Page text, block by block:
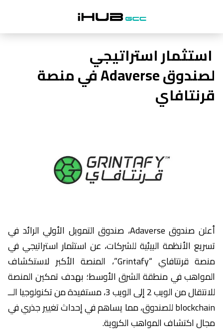
استثمار استراتيجي
لصندوق Adaverse في منصة
قرنتافاي
أعلن صندوق Adaverse، صندوق التمويل الأولي الرائد في
تسريع الأنظمة البيئية للشركات، عن استثمار استراتيجي في
منصة قرنتافاي “Grintafy”، المنصة الأكبر لاستكشاف
المواهب في منطقة الشرق الأوسط؛ بهدف تمكين المنصة
للانتقال من الويب 2 إلى الويب 3، مستفيدة من تكنولوجيا الــ
blockchain للصندوق، مما يساهم في إحداث تغيير جذري في
مجال اكتشاف المواهب الكروية.